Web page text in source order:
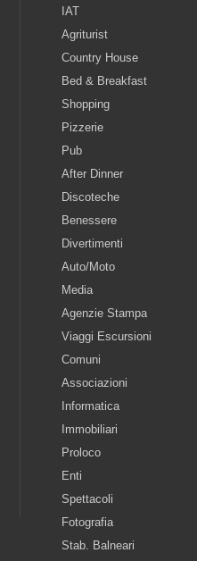
IAT
Agriturist
Country House
Bed & Breakfast
Shopping
Pizzerie
Pub
After Dinner
Discoteche
Benessere
Divertimenti
Auto/Moto
Media
Agenzie Stampa
Viaggi Escursioni
Comuni
Associazioni
Informatica
Immobiliari
Proloco
Enti
Spettacoli
Fotografia
Stab. Balneari